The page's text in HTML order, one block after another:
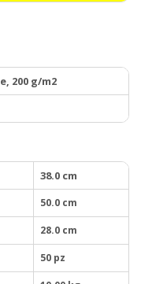
200 g/m2
38.0 cm
50.0 cm
28.0 cm
50 pz